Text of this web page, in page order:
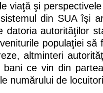
viaţă şi
din SUA îşi
datoria autorităţilor
populaţiei să
altminteri
ce vin din
numărului de